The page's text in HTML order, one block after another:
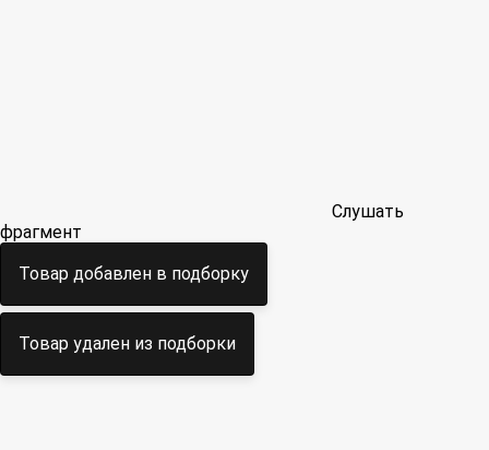
Слушать
фрагмент
Товар добавлен в подборку
Товар удален из подборки